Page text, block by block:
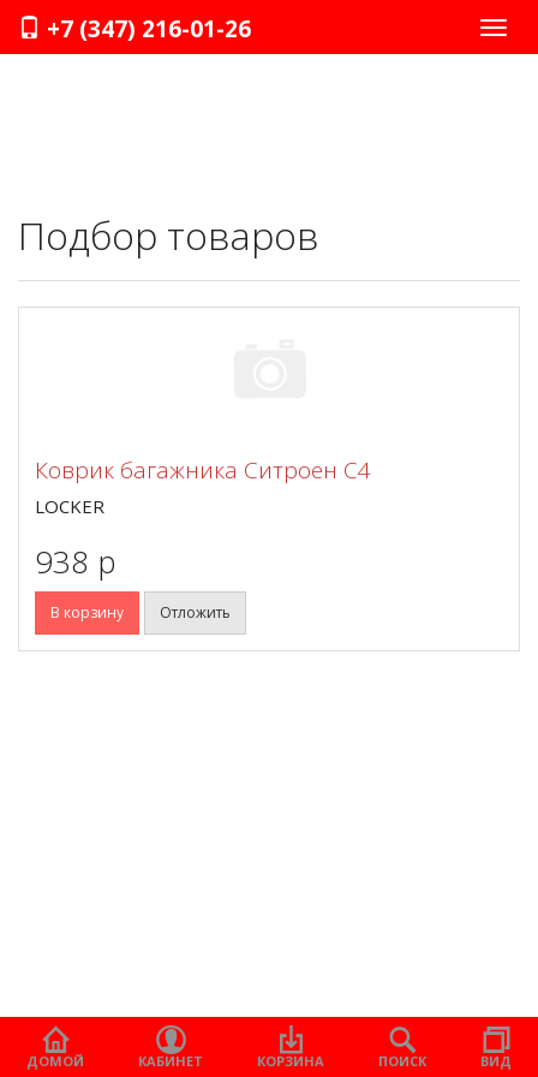
+7 (347) 216-01-26
Подбор товаров
Коврик багажника Ситроен С4
LOCKER
938 p
В корзину Отложить
ДОМОЙ КАБИНЕТ КОРЗИНА ПОИСК ВИД